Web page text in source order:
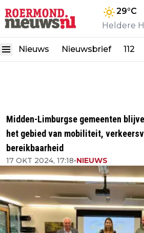
29°C
Heldere
Nieuws Nieuwsbrief 112
Midden-Limburgse gemeenten
het gebied van mobiliteit,
bereikbaarheid
17 OKT 2024, 17:18•NIEUWS